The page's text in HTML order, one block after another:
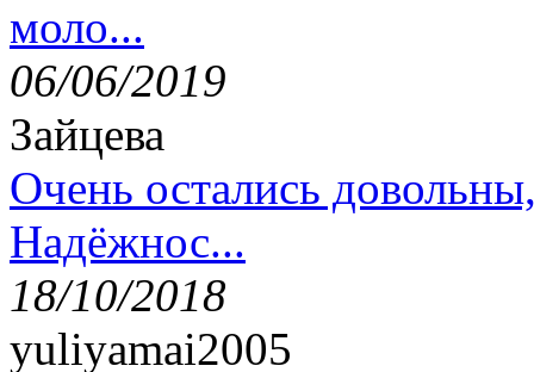
моло...
06/06/2019
Зайцева
Очень остались
Надёжнос...
18/10/2018
yuliyamai2005